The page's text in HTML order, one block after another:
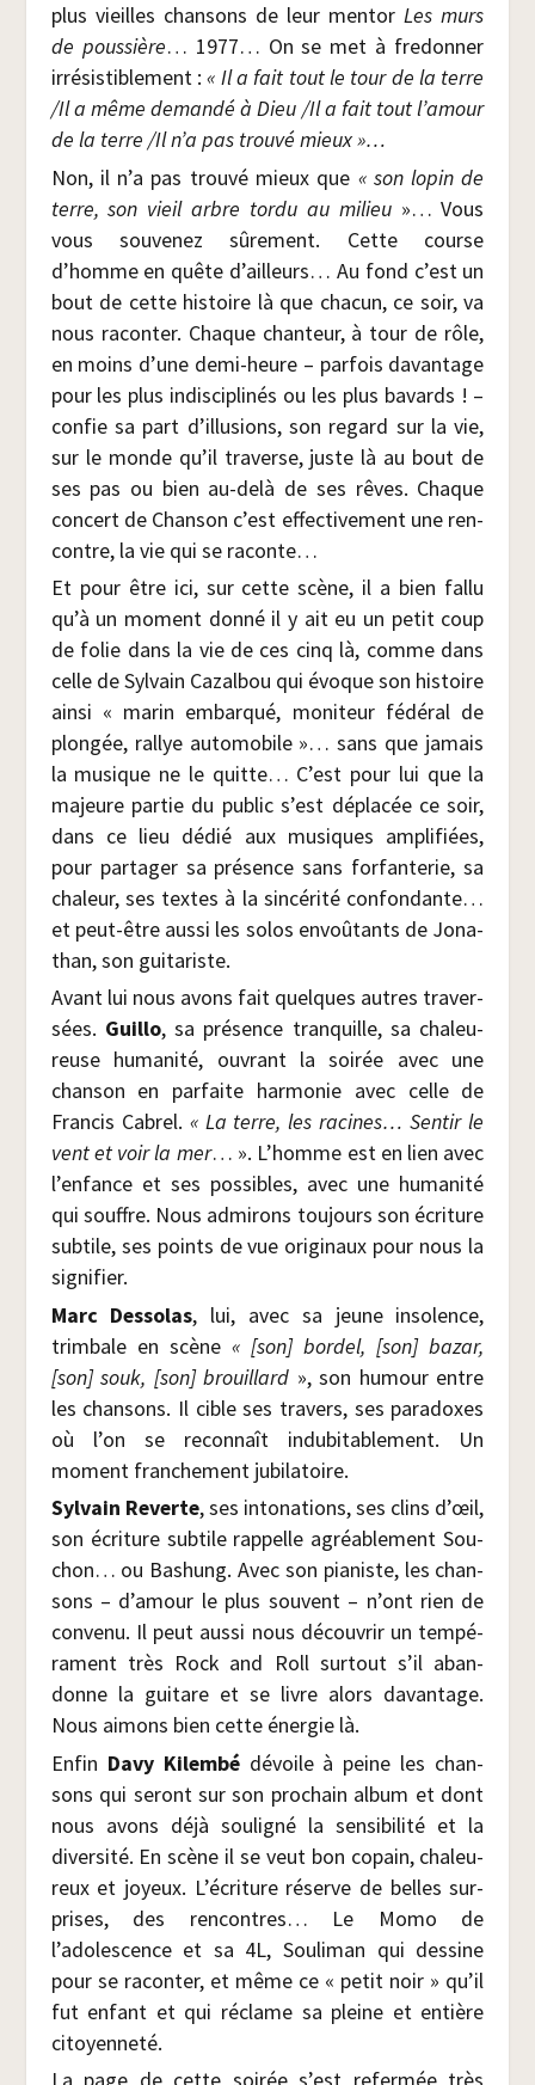
plus vieilles chan­sons de leur men­torLes murs
de pous­sière… 1977… On se met à fre­don­ner
irré­sis­ti­ble­ment :« Il a fait tout le tour de la terre
/​Il a même deman­dé à Dieu /​Il a fait tout l’a­mour
de la terre /​Il n’a pas trou­vé mieux »…
Non, il n’a pas trou­vé mieux que « son lopin de
terre, son vieil arbre tor­du au milieu »… Vous
vous sou­ve­nez sûre­ment. Cette course
d’homme en quête d’ailleurs… Au fond c’est un
bout de cette his­toire là que cha­cun, ce soir, va
nous racon­ter. Chaque chan­teur, à tour de rôle,
en moins d’une demi-heure – par­fois davan­tage
pour les plus indis­ci­pli­nés ou les plus bavards ! –
confie sa part d’illusions, son regard sur la vie,
sur le monde qu’il tra­verse, juste là au bout de
ses pas ou bien au-delà de ses rêves. Chaque
concert de Chan­son c’est effec­ti­ve­ment une ren­
contre, la vie qui se raconte…
Et pour être ici, sur cette scène, il a bien fal­lu
qu’à un moment don­né il y ait eu un petit coup
de folie dans la vie de ces cinq là, comme dans
celle de Syl­vain Cazal­bou qui évoque son his­toire
ain­si « marin embar­qué, moni­teur fédé­ral de
plon­gée, ral­lye auto­mo­bile »… sans que jamais
la musique ne le quitte… C’est pour lui que la
majeure par­tie du public s’est dépla­cée ce soir,
dans ce lieu dédié aux musiques ampli­fiées,
pour par­ta­ger sa pré­sence sans for­fan­te­rie, sa
cha­leur, ses textes à la sin­cé­ri­té confon­dante…
et peut-être aus­si les solos envoû­tants de Jona­
than, son guitariste.
Avant lui nous avons fait quelques autres tra­ver­
sées. Guillo, sa pré­sence tran­quille, sa cha­leu­
reuse huma­ni­té, ouvrant la soi­rée avec une
chan­son en par­faite har­mo­nie avec celle de
Fran­cis Cabrel. « La terre, les racines… Sen­tir le
vent et voir la mer… ». L’homme est en lien avec
l’enfance et ses pos­sibles, avec une huma­ni­té
qui souffre. Nous admi­rons tou­jours son écri­ture
sub­tile, ses points de vue ori­gi­naux pour nous la
signifier.
Marc Des­so­las, lui, avec sa jeune inso­lence,
trim­bale en scène « [son] bor­del, [son] bazar,
[son] souk, [son] brouillard », son humour entre
les chan­sons. Il cible ses tra­vers, ses para­doxes
où l’on se recon­naît indu­bi­ta­ble­ment. Un
moment fran­che­ment jubilatoire.
Syl­vain Reverte, ses into­na­tions, ses clins d’œil,
son écri­ture sub­tile rap­pelle agréa­ble­ment Sou­
chon… ou Bashung. Avec son pia­niste, les chan­
sons – d’amour le plus sou­vent – n’ont rien de
conve­nu. Il peut aus­si nous décou­vrir un tem­pé­
ra­ment très Rock and Roll sur­tout s’il aban­
donne la gui­tare et se livre alors davan­tage.
Nous aimons bien cette éner­gie là.
Enfin Davy Kilem­bédévoile à peine les chan­
sons qui seront sur son pro­chain album et dont
nous avons déjà sou­li­gné la sen­si­bi­li­té et la
diver­si­té. En scène il se veut bon copain, cha­leu­
reux et joyeux. L’écriture réserve de belles sur­
prises, des ren­contres… Le Momo de
l’adolescence et sa 4L, Sou­li­man qui des­sine
pour se racon­ter, et même ce « petit noir » qu’il
fut enfant et qui réclame sa pleine et entière
citoyenneté.